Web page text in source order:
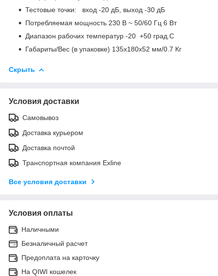
Тестовые точки: вход -20 дБ, выход -30 дБ
Потребляемая мощность 230 В ~ 50/60 Гц 6 Вт
Диапазон рабочих температур -20 +50 град.C
Габариты/Вес (в упаковке) 135x180x52 мм/0.7 Кг
Скрыть
Условия доставки
Самовывоз
Доставка курьером
Доставка почтой
Транспортная компания Exline
Все условия доставки
Условия оплаты
Наличными
Безналичный расчет
Предоплата на карточку
На QIWI кошелек